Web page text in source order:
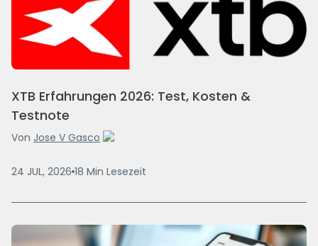
XTB Erfahrungen 2026: Test, Kosten &
Testnote
Von Jose V Gasco
24 JUL, 2026 18 Min Lesezeit